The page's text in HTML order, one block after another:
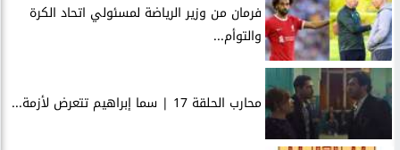
فرمان من وزير الرياضة لمسئولي اتحاد الكرة
والتوأم...
محارب الحلقة 17 | سما إبراهيم تتعرض لأزمة...